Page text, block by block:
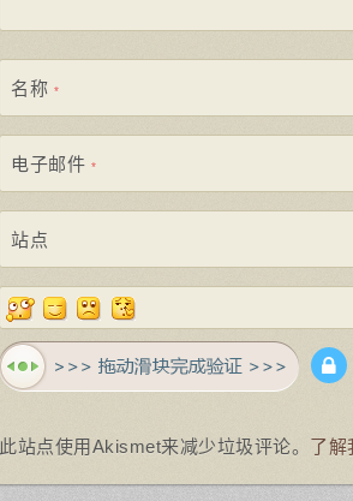
名称 *
电子邮件 *
站点
此站点使用Akismet来减少垃圾评论。 了解